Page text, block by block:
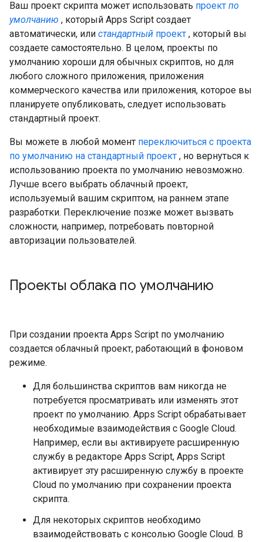
Ваш проект скрипта может использовать проект по
умолчанию , который Apps Script создает
автоматически, или стандартный проект , который вы
создаете самостоятельно. В целом, проекты по
умолчанию хороши для обычных скриптов, но для
любого сложного приложения, приложения
коммерческого качества или приложения, которое вы
планируете опубликовать, следует использовать
стандартный проект.
Вы можете в любой момент переключиться с проекта
по умолчанию на стандартный проект , но вернуться к
использованию проекта по умолчанию невозможно.
Лучше всего выбрать облачный проект,
используемый вашим скриптом, на раннем этапе
разработки. Переключение позже может вызвать
сложности, например, потребовать повторной
авторизации пользователей.
Проекты облака по умолчанию
При создании проекта Apps Script по умолчанию
создается облачный проект, работающий в фоновом
режиме.
Для большинства скриптов вам никогда не
потребуется просматривать или изменять этот
проект по умолчанию. Apps Script обрабатывает
необходимые взаимодействия с Google Cloud.
Например, если вы активируете расширенную
службу в редакторе Apps Script, Apps Script
активирует эту расширенную службу в проекте
Cloud по умолчанию при сохранении проекта
скрипта.
Для некоторых скриптов необходимо
взаимодействовать с консолью Google Cloud. В